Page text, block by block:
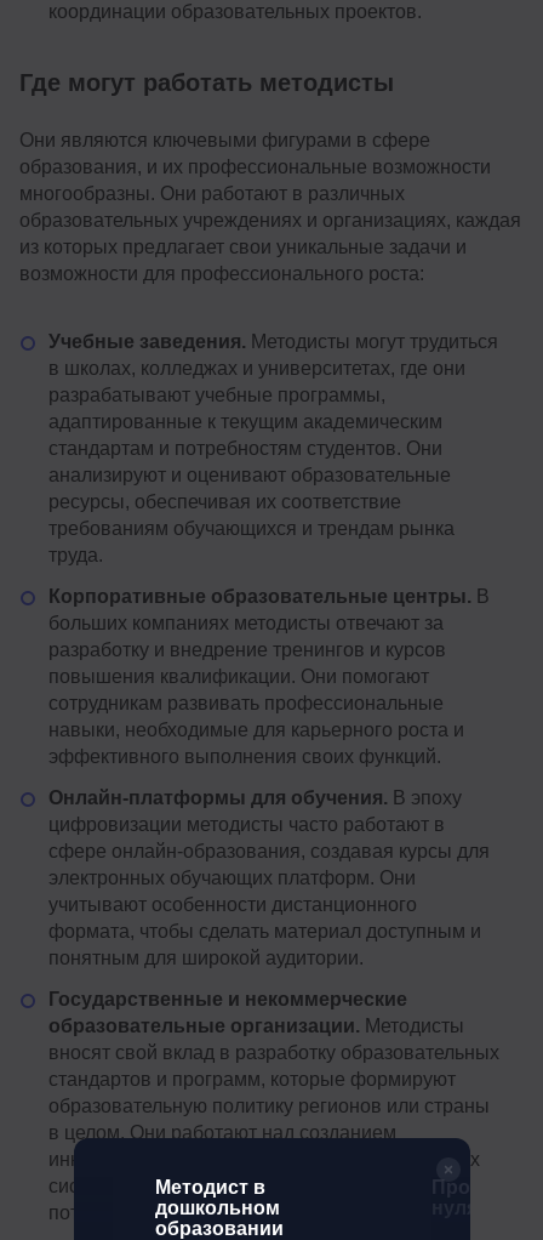
координации образовательных проектов.
Где могут работать методисты
Они являются ключевыми фигурами в сфере
образования, и их профессиональные возможности
многообразны. Они работают в различных
образовательных учреждениях и организациях, каждая
из которых предлагает свои уникальные задачи и
возможности для профессионального роста:
Учебные заведения. Методисты могут трудиться
в школах, колледжах и университетах, где они
разрабатывают учебные программы,
адаптированные к текущим академическим
стандартам и потребностям студентов. Они
анализируют и оценивают образовательные
ресурсы, обеспечивая их соответствие
требованиям обучающихся и трендам рынка
труда.
Корпоративные образовательные центры. В
больших компаниях методисты отвечают за
разработку и внедрение тренингов и курсов
повышения квалификации. Они помогают
сотрудникам развивать профессиональные
навыки, необходимые для карьерного роста и
эффективного выполнения своих функций.
Онлайн-платформы для обучения. В эпоху
цифровизации методисты часто работают в
сфере онлайн-образования, создавая курсы для
электронных обучающих платформ. Они
учитывают особенности дистанционного
формата, чтобы сделать материал доступным и
понятным для широкой аудитории.
Государственные и некоммерческие
образовательные организации. Методисты
вносят свой вклад в разработку образовательных
стандартов и программ, которые формируют
образовательную политику регионов или страны
в целом. Они работают над созданием
инклюзивных и эффективных образовательных
систем, способных адаптироваться к
потребностям всех категорий населения.
Методист в
дошкольном
образовании